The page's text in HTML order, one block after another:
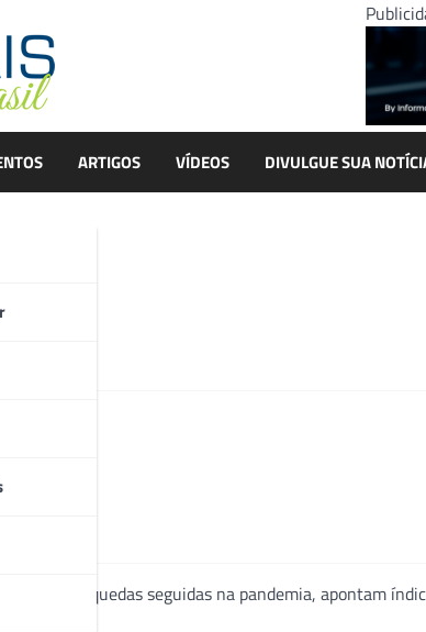
ARTIGOS VÍDEOS DIVULGUE SUA
de quedas seguidas na pandemia, apontam